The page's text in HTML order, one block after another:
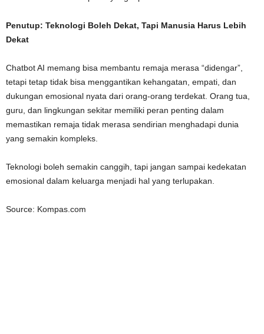
Penutup: Teknologi Boleh Dekat, Tapi Manusia Harus Lebih
Dekat
Chatbot AI memang bisa membantu remaja merasa “didengar”,
tetapi tetap tidak bisa menggantikan kehangatan, empati, dan
dukungan emosional nyata dari orang-orang terdekat. Orang tua,
guru, dan lingkungan sekitar memiliki peran penting dalam
memastikan remaja tidak merasa sendirian menghadapi dunia
yang semakin kompleks.
Teknologi boleh semakin canggih, tapi jangan sampai kedekatan
emosional dalam keluarga menjadi hal yang terlupakan.
Source: Kompas.com